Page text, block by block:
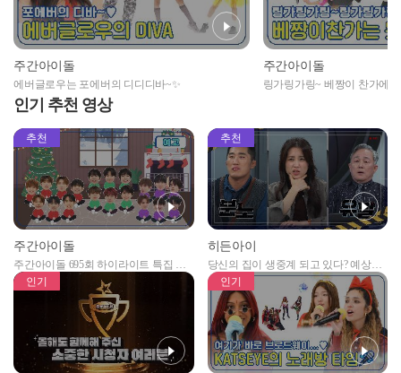
주간아이돌
에버글로우는 포에버의 디디디바~✨
주간아이돌
링가링가링~ 베짱이 찬가에
인기 추천 영상
추천
주간아이돌
주간아이돌 695회 하이라이트 특집 남
자아이돌편 예고
추천
히든아이
당신의 집이 생중계 되고 있다? 예상치
못한 곳에서 일어나는 불법촬영 범죄!
인기 인기